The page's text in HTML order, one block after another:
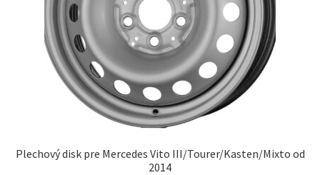
Plechový disk pre Mercedes Vito III/Tourer/Kasten/Mixto od
2014